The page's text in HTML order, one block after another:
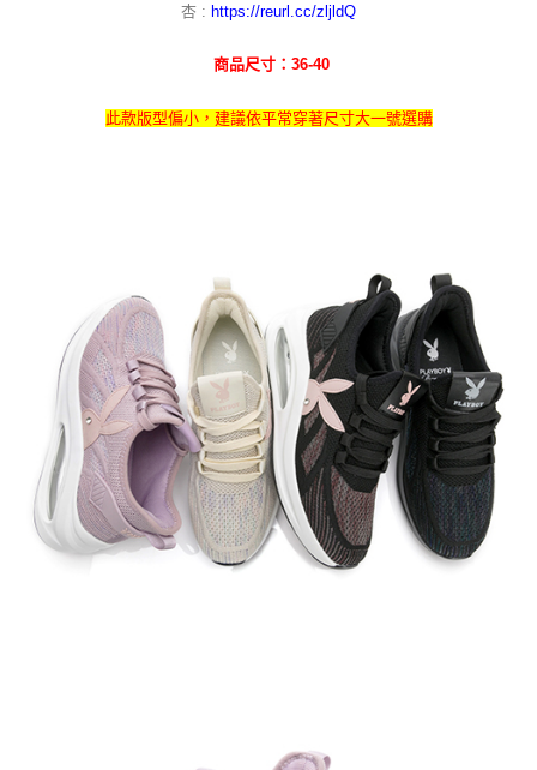
杏 : https://reurl.cc/zljldQ
商品尺寸：36-40
此款版型偏小，建議依平常穿著尺寸大一號選購